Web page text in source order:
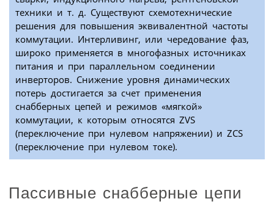
техники и т. д. Существуют схемотехнические
решения для повышения эквивалентной частоты
коммутации. Интерливинг, или чередование фаз,
широко применяется в многофазных источниках
питания и при параллельном соединении
инверторов. Снижение уровня динамических
потерь достигается за счет применения
снабберных цепей и режимов «мягкой»
коммутации, к которым относятся ZVS
(переключение при нулевом напряжении) и ZCS
(переключение при нулевом токе).
Пассивные снабберные цепи